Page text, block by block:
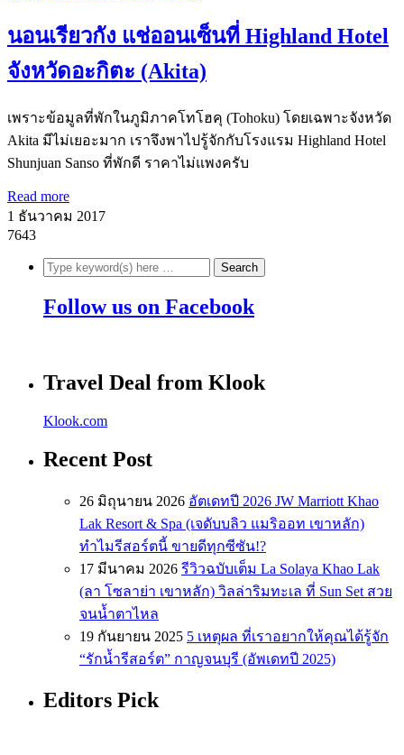
นอนเรียวกัง แช่ออนเซ็นที่ Highland Hotel
จังหวัดอะกิตะ (Akita)
เพราะข้อมูลที่พักในภูมิภาคโทโฮคุ (Tohoku) โดยเฉพาะจังหวัด
Akita มีไม่เยอะมาก เราจึงพาไปรู้จักกับโรงแรม Highland Hotel
Shunjuan Sanso ที่พักดี ราคาไม่แพงครับ
Read more
1 ธันวาคม 2017
7643
Follow us on Facebook
Travel Deal from Klook
Klook.com
Recent Post
26 มิถุนายน 2026 อัตเดทปี 2026 JW Marriott Khao
Lak Resort & Spa (เจดับบลิว แมริออท เขาหลัก)
ทำไมรีสอร์ตนี้ ขายดีทุกซีซัน!?
17 มีนาคม 2026 รีวิวฉบับเต็ม La Solaya Khao Lak
(ลา โซลาย่า เขาหลัก) วิลล่าริมทะเล ที่ Sun Set สวย
จนน้ำตาไหล
19 กันยายน 2025 5 เหตุผล ที่เราอยากให้คุณได้รู้จัก
“รักน้ำรีสอร์ต” กาญจนบุรี (อัพเดทปี 2025)
Editors Pick